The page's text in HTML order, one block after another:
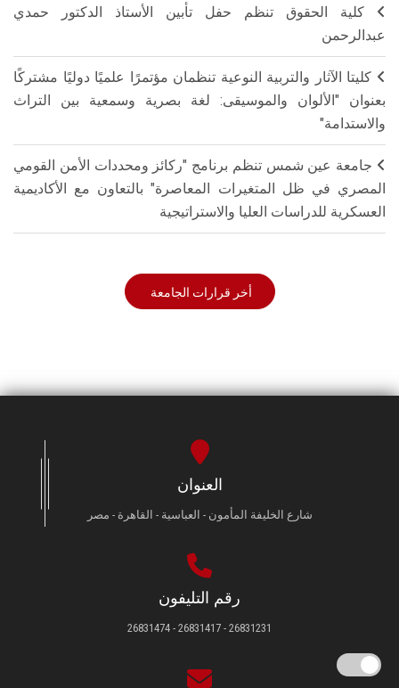
كلية الحقوق تنظم حفل تأبين الأستاذ الدكتور حمدي
عبدالرحمن
كليتا الآثار والتربية النوعية تنظمان مؤتمرًا علميًا دوليًا مشتركًا
بعنوان "الألوان والموسيقى: لغة بصرية وسمعية بين التراث
والاستدامة"
جامعة عين شمس تنظم برنامج "ركائز ومحددات الأمن القومي
المصري في ظل المتغيرات المعاصرة" بالتعاون مع الأكاديمية
العسكرية للدراسات العليا والاستراتيجية
أخر قرارات الجامعة
العنوان
شارع الخليفة المأمون - العباسية - القاهرة - مصر
رقم التليفون
26831231 - 26831417 - 26831474